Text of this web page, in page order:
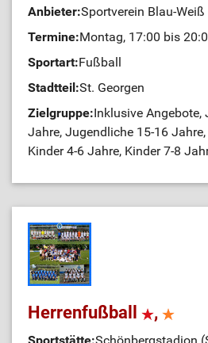
Anbieter:Sportverein Blau-Weiß
Termine:Montag, 17:00 bis
Sportart:Fußball
Stadtteil:St. Georgen
Zielgruppe:Inklusive Angebote,
Jahre, Jugendliche 15-16
Kinder 4-6 Jahre, Kinder 7-8
Herrenfußball ,